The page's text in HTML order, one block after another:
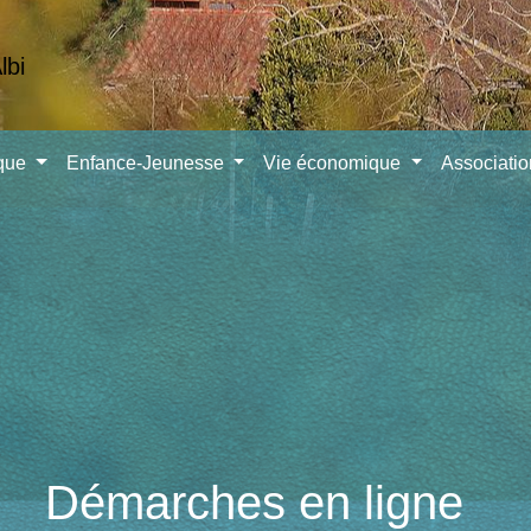
Enfance-Jeunesse Vie économique
Démarches en ligne